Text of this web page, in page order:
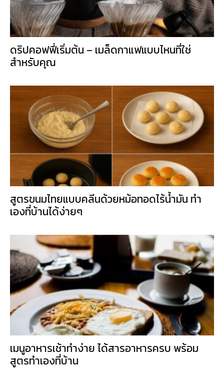
ดริปคอฟฟี่เริ่มต้น – เมล็ดกาแฟแบบไหนที่ใช่
สำหรับคุณ
สูตรขนมไทยแบบคลีนด้วยหม้อทอดไร้น้ำมัน ทำ
เองที่บ้านได้ง่ายๆ
เมนูอาหารเช้าทำง่าย ได้สารอาหารครบ พร้อม
สูตรทำเองที่บ้าน